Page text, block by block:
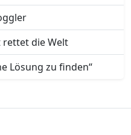
rettet die Welt
Lösung zu finden“